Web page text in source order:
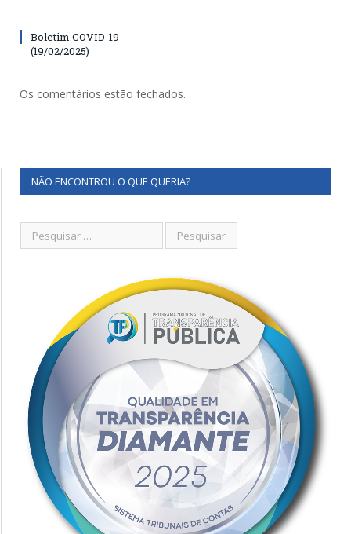
Boletim COVID-19
(19/02/2025)
Os comentários estão fechados.
NÃO ENCONTROU O QUE QUERIA?